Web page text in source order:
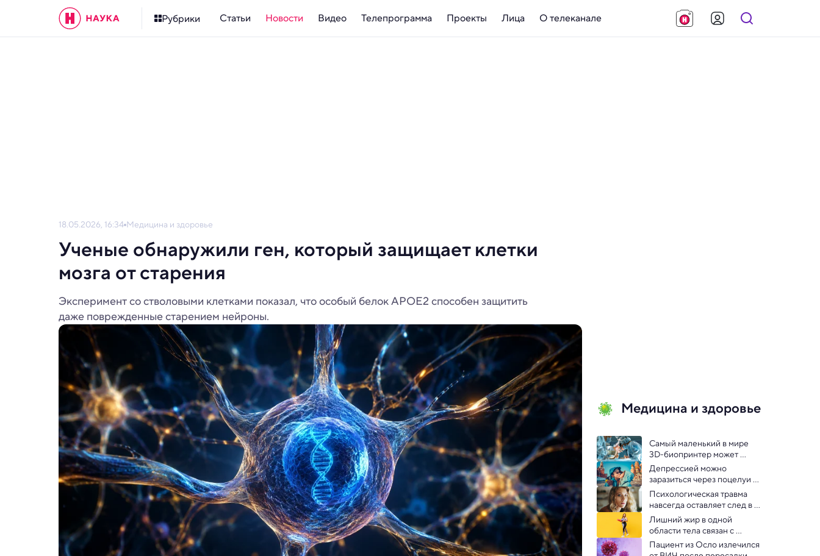
Рубрики Статьи Новости Видео Телепрограмма Проекты Лица О телеканале
18.05.2026, 16:34 Медицина и здоровье
Ученые обнаружили ген, который защищает клетки
мозга от старения
Эксперимент со стволовыми клетками показал, что особый белок APOE2 способен защитить
даже поврежденные старением нейроны.
Медицина и здоровье
Самый маленький в мире
3D-биопринтер может
восстанавливать голосовые
связки
Депрессией можно
заразиться через поцелуи —
выяснили в исследовании
Психологическая травма
навсегда оставляет след в
теле человека —
исследование
Лишний жир в одной
области тела связан с
повышенным риском
развития рака
Пациент из Осло излечился